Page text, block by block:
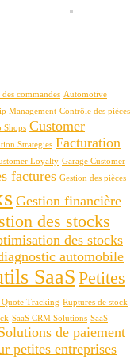
commandes Automotive
Management Contrôle des pièces
Shops Customer
Strategies Facturation
Loyalty Garage Customer
factures Gestion des pièces
Gestion financière
des stocks
des stocks
automobile
SaaS Petites
Tracking Ruptures de stock
SaaS CRM Solutions SaaS
de paiement
petites entreprises